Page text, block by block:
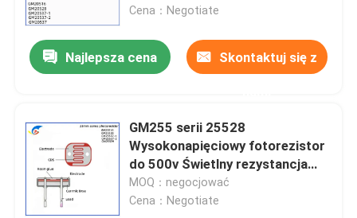
Cena：Negotiate
Najlepsza cena Skontaktuj się z
GM255 serii 25528
Wysokonapięciowy fotorezistor
do 500v Świetlny rezystancja
10-20KΩ
MOQ：negocjować
Cena：Negotiate